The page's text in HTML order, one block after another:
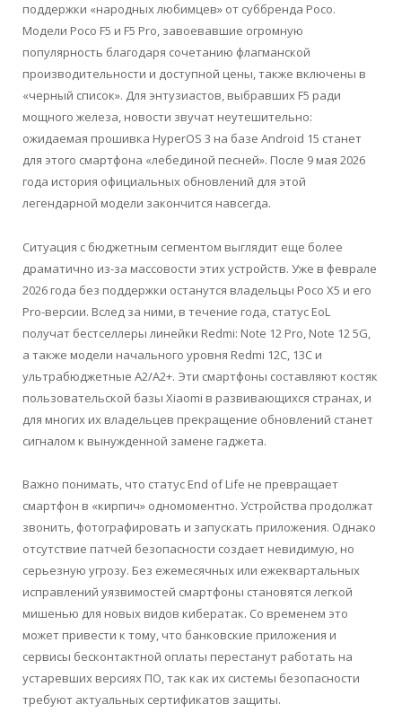
поддержки «народных любимцев» от суббренда Poco.
Модели Poco F5 и F5 Pro, завоевавшие огромную
популярность благодаря сочетанию флагманской
производительности и доступной цены, также включены в
«черный список». Для энтузиастов, выбравших F5 ради
мощного железа, новости звучат неутешительно:
ожидаемая прошивка HyperOS 3 на базе Android 15 станет
для этого смартфона «лебединой песней». После 9 мая 2026
года история официальных обновлений для этой
легендарной модели закончится навсегда.
Ситуация с бюджетным сегментом выглядит еще более
драматично из-за массовости этих устройств. Уже в феврале
2026 года без поддержки останутся владельцы Poco X5 и его
Pro-версии. Вслед за ними, в течение года, статус EoL
получат бестселлеры линейки Redmi: Note 12 Pro, Note 12 5G,
а также модели начального уровня Redmi 12C, 13C и
ультрабюджетные A2/A2+. Эти смартфоны составляют костяк
пользовательской базы Xiaomi в развивающихся странах, и
для многих их владельцев прекращение обновлений станет
сигналом к вынужденной замене гаджета.
Важно понимать, что статус End of Life не превращает
смартфон в «кирпич» одномоментно. Устройства продолжат
звонить, фотографировать и запускать приложения. Однако
отсутствие патчей безопасности создает невидимую, но
серьезную угрозу. Без ежемесячных или ежеквартальных
исправлений уязвимостей смартфоны становятся легкой
мишенью для новых видов кибератак. Со временем это
может привести к тому, что банковские приложения и
сервисы бесконтактной оплаты перестанут работать на
устаревших версиях ПО, так как их системы безопасности
требуют актуальных сертификатов защиты.